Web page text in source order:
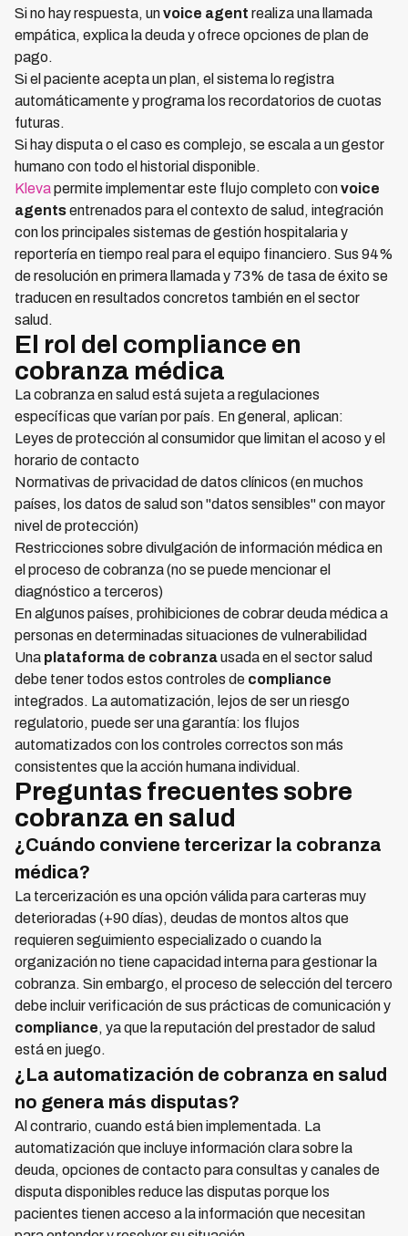
Si no hay respuesta, unvoice agent realiza una llamada
empática, explica la deuda y ofrece opciones de plan de
pago.
Si el paciente acepta un plan, el sistema lo registra
automáticamente y programa los recordatorios de cuotas
futuras.
Si hay disputa o el caso es complejo, se escala a un gestor
humano con todo el historial disponible.
Klevapermite implementar este flujo completo convoice
agentsentrenados para el contexto de salud, integración
con los principales sistemas de gestión hospitalaria y
reportería en tiempo real para el equipo financiero. Sus 94%
de resolución en primera llamada y 73% de tasa de éxito se
traducen en resultados concretos también en el sector
salud.
El rol del compliance en
cobranza médica
La cobranza en salud está sujeta a regulaciones
específicas que varían por país. En general, aplican:
Leyes de protección al consumidor que limitan el acoso y el
horario de contacto
Normativas de privacidad de datos clínicos (en muchos
países, los datos de salud son "datos sensibles" con mayor
nivel de protección)
Restricciones sobre divulgación de información médica en
el proceso de cobranza (no se puede mencionar el
diagnóstico a terceros)
En algunos países, prohibiciones de cobrar deuda médica a
personas en determinadas situaciones de vulnerabilidad
Una plataforma de cobranzausada en el sector salud
debe tener todos estos controles de compliance
integrados. La automatización, lejos de ser un riesgo
regulatorio, puede ser una garantía: los flujos
automatizados con los controles correctos son más
consistentes que la acción humana individual.
Preguntas frecuentes sobre
cobranza en salud
¿Cuándo conviene tercerizar la cobranza
médica?
La tercerización es una opción válida para carteras muy
deterioradas (+90 días), deudas de montos altos que
requieren seguimiento especializado o cuando la
organización no tiene capacidad interna para gestionar la
cobranza. Sin embargo, el proceso de selección del tercero
debe incluir verificación de sus prácticas de comunicación y
compliance, ya que la reputación del prestador de salud
está en juego.
¿La automatización de cobranza en salud
no genera más disputas?
Al contrario, cuando está bien implementada. La
automatización que incluye información clara sobre la
deuda, opciones de contacto para consultas y canales de
disputa disponibles reduce las disputas porque los
pacientes tienen acceso a la información que necesitan